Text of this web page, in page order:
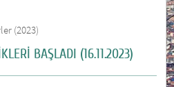
(2023)
BAŞLADI (16.11.2023)